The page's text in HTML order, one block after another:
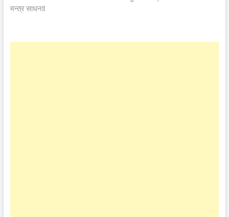
मन्त्र साधनाl